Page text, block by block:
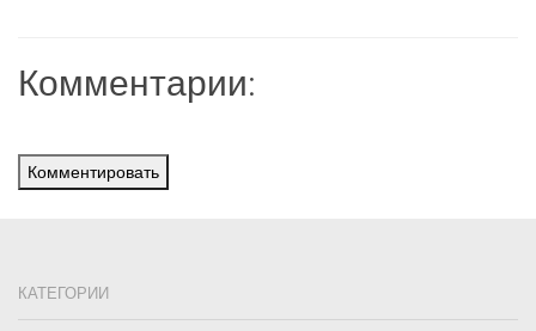
Комментарии:
Комментировать
КАТЕГОРИИ